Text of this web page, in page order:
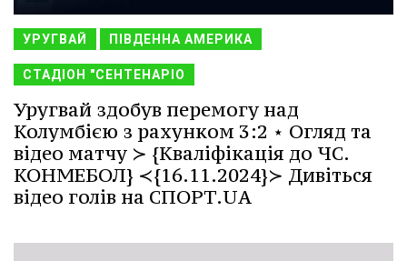
УРУГВАЙ ПІВДЕННА АМЕРИКА
СТАДІОН "СЕНТЕНАРІО
Уругвай здобув перемогу над
Колумбією з рахунком 3:2 ⋆ Огляд та
відео матчу ≻ {Кваліфікація до ЧС.
КОНМЕБОЛ} ≺{16.11.2024}≻ Дивіться
відео голів на СПОРТ.UA